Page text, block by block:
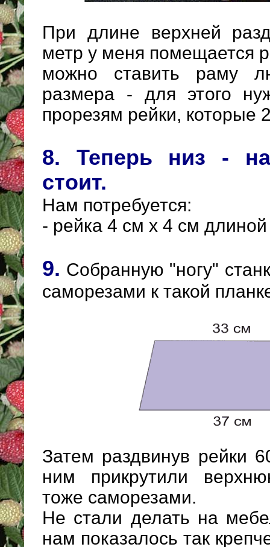
При длине верхней
метр у меня помещается
можно ставить раму
размера - для этого
прорезям рейки, которые
8. Теперь низ -
стоит.
Нам потребуется:
- рейка 4 см х 4 см
9. Собранную "ногу"
саморезами к такой
Затем раздвинув рейки
ним прикрутили
тоже саморезами.
Не стали делать на
нам показалось так